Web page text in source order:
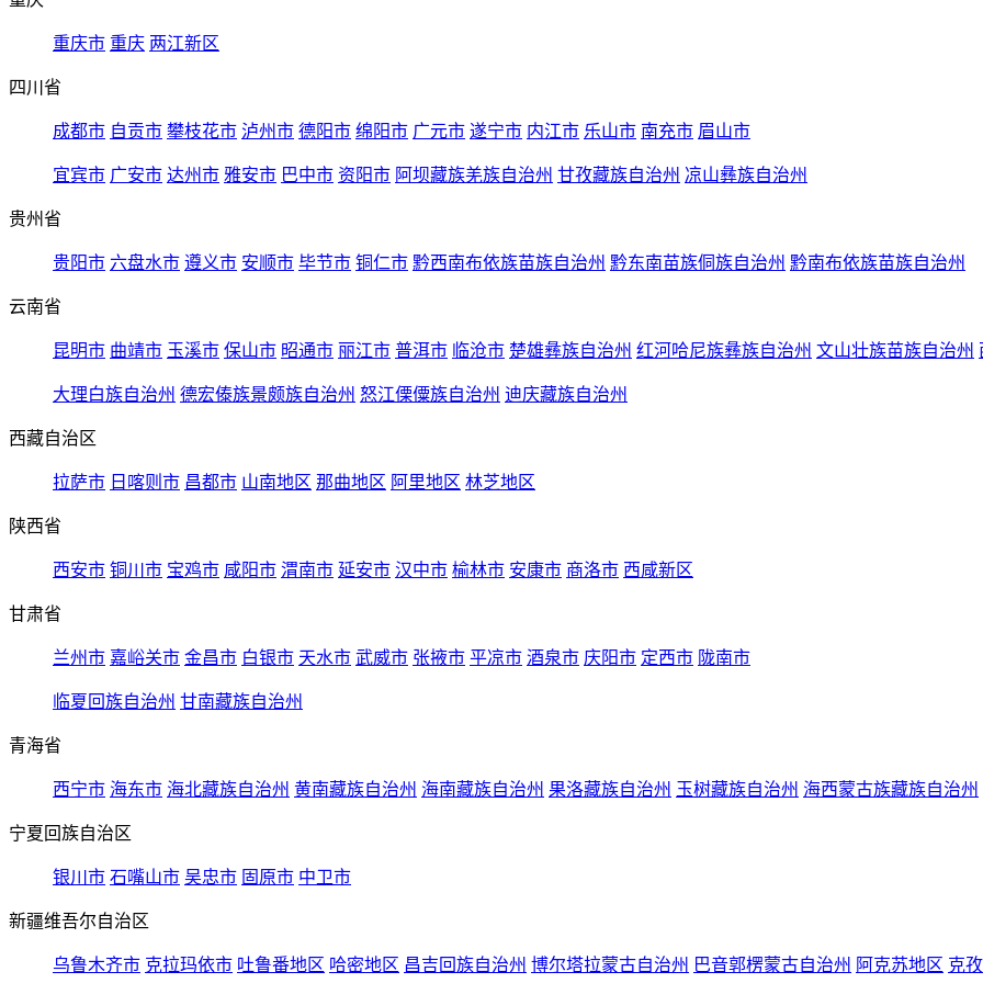
重庆市 重庆 两江新区
四川省
成都市 自贡市 攀枝花市 泸州市 德阳市 绵阳市 广元市 遂宁市 内江市 乐山市 南充市 眉山市
宜宾市 广安市 达州市 雅安市 巴中市 资阳市 阿坝藏族羌族自治州 甘孜藏族自治州 凉山彝族自治州
贵州省
贵阳市 六盘水市 遵义市 安顺市 毕节市 铜仁市 黔西南布依族苗族自治州 黔东南苗族侗族自治州 黔南布依族苗族自治州
云南省
昆明市 曲靖市 玉溪市 保山市 昭通市 丽江市 普洱市 临沧市 楚雄彝族自治州 红河哈尼族彝族自治州 文山壮族苗族自治州
大理白族自治州 德宏傣族景颇族自治州 怒江傈僳族自治州 迪庆藏族自治州
西藏自治区
拉萨市 日喀则市 昌都市 山南地区 那曲地区 阿里地区 林芝地区
陕西省
西安市 铜川市 宝鸡市 咸阳市 渭南市 延安市 汉中市 榆林市 安康市 商洛市 西咸新区
甘肃省
兰州市 嘉峪关市 金昌市 白银市 天水市 武威市 张掖市 平凉市 酒泉市 庆阳市 定西市 陇南市
临夏回族自治州 甘南藏族自治州
青海省
西宁市 海东市 海北藏族自治州 黄南藏族自治州 海南藏族自治州 果洛藏族自治州 玉树藏族自治州 海西蒙古族藏族自治州
宁夏回族自治区
银川市 石嘴山市 吴忠市 固原市 中卫市
新疆维吾尔自治区
乌鲁木齐市 克拉玛依市 吐鲁番地区 哈密地区 昌吉回族自治州 博尔塔拉蒙古自治州 巴音郭楞蒙古自治州 阿克苏地区 克